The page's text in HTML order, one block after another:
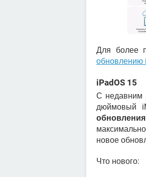
Для более
обновлению
iPadOS 15
С недавним
дюймовый
обновления
новое
Что нового: